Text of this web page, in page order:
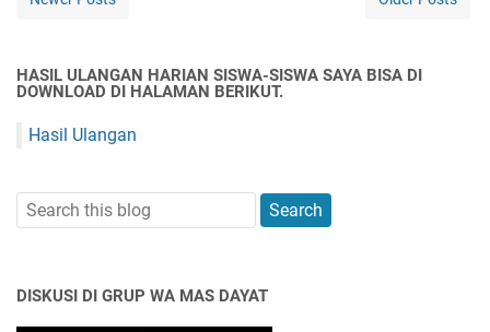
HASIL ULANGAN HARIAN SISWA-SISWA SAYA BISA DI
DOWNLOAD DI HALAMAN BERIKUT.
Hasil Ulangan
DISKUSI DI GRUP WA MAS DAYAT